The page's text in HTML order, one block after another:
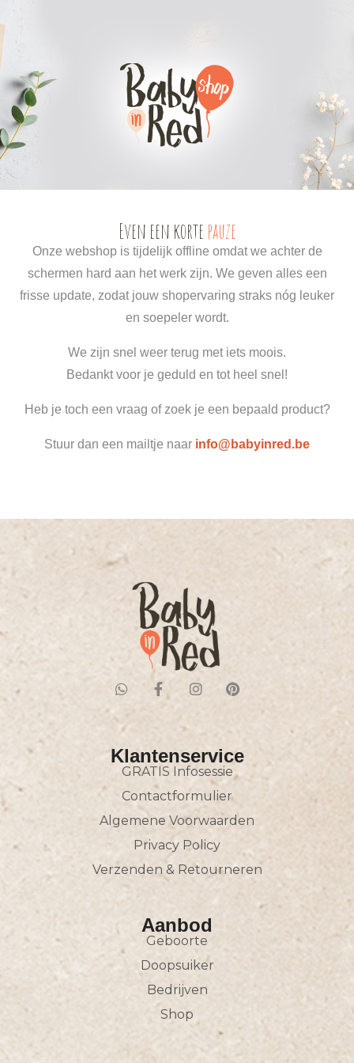
Even een korte pauze
Onze webshop is tijdelijk offline omdat we achter de
schermen hard aan het werk zijn. We geven alles een
frisse update, zodat jouw shopervaring straks nóg leuker
en soepeler wordt.
We zijn snel weer terug met iets moois.
Bedankt voor je geduld en tot heel snel!
Heb je toch een vraag of zoek je een bepaald product?
Stuur dan een mailtje naar info@babyinred.be
Klantenservice
GRATIS Infosessie
Contactformulier
Algemene Voorwaarden
Privacy Policy
Verzenden & Retourneren
Aanbod
Geboorte
Doopsuiker
Bedrijven
Shop